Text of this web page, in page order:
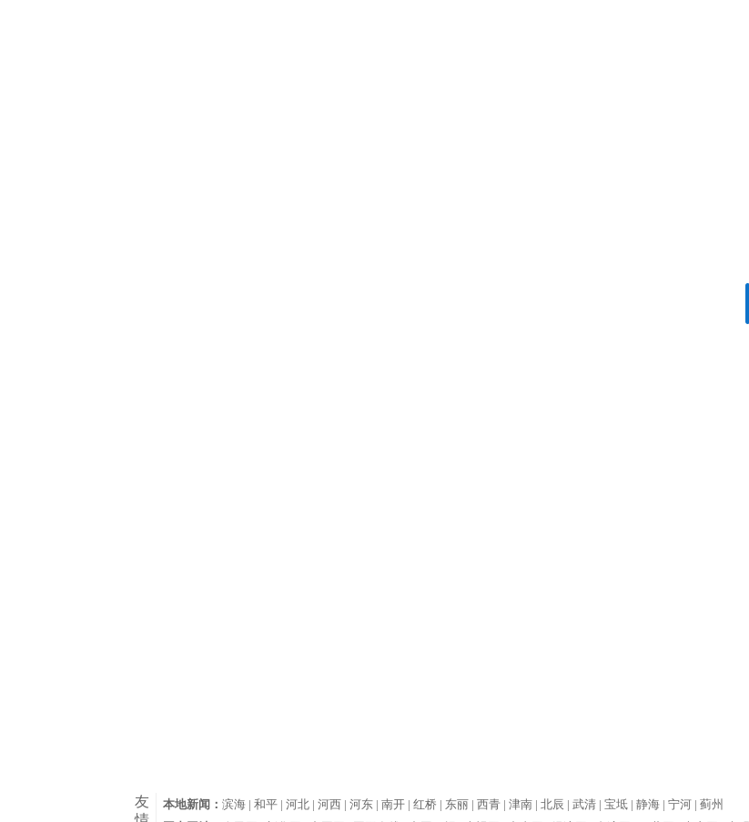
友
本地新闻： 滨海 |和平 |河北 |河西 |河东 |南开 |红桥 | 东丽 |西青 |津南 |北辰 |武清 |宝坻 |静海 |宁河 |蓟州